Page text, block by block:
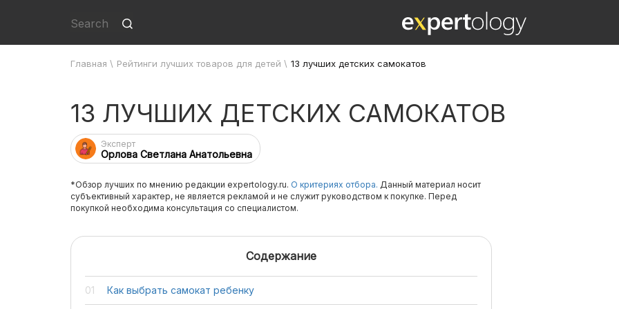
Главная \ Рейтинги лучших товаров для детей \ 13 лучших детских самокатов
13 ЛУЧШИХ ДЕТСКИХ САМОКАТОВ
Эксперт
Орлова Светлана Анатольевна
*Обзор лучших по мнению редакции expertology.ru. О критериях отбора. Данный материал носит
субъективный характер, не является рекламой и не служит руководством к покупке. Перед
покупкой необходима консультация со специалистом.
Содержание
Как выбрать самокат ребенку